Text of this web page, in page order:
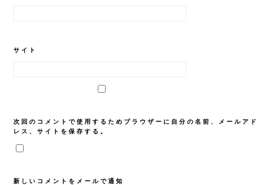
サイト
次回のコメントで使用するためブラウザーに自分の名前、メールアド
レス、サイトを保存する。
新しいコメントをメールで通知